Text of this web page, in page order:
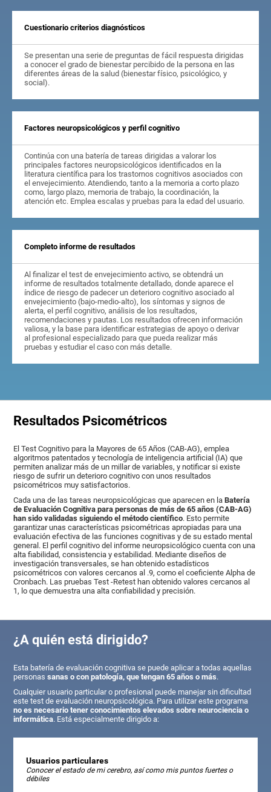
Cuestionario criterios diagnósticos
Se presentan una serie de preguntas de fácil respuesta dirigidas
a conocer el grado de bienestar percibido de la persona en las
diferentes áreas de la salud (bienestar físico, psicológico, y
social).
Factores neuropsicológicos y perfil cognitivo
Continúa con una batería de tareas dirigidas a valorar los
principales factores neuropsicológicos identificados en la
literatura científica para los trastornos cognitivos asociados con
el envejecimiento. Atendiendo, tanto a la memoria a corto plazo
como, largo plazo, memoria de trabajo, la coordinación, la
atención etc. Emplea escalas y pruebas para la edad del usuario.
Completo informe de resultados
Al finalizar el test de envejecimiento activo, se obtendrá un
informe de resultados totalmente detallado, donde aparece el
índice de riesgo de padecer un deterioro cognitivo asociado al
envejecimiento (bajo-medio-alto), los síntomas y signos de
alerta, el perfil cognitivo, análisis de los resultados,
recomendaciones y pautas. Los resultados ofrecen información
valiosa, y la base para identificar estrategias de apoyo o derivar
al profesional especializado para que pueda realizar más
pruebas y estudiar el caso con más detalle.
Resultados Psicométricos
El Test Cognitivo para la Mayores de 65 Años (CAB-AG), emplea
algoritmos patentados y tecnología de inteligencia artificial (IA) que
permiten analizar más de un millar de variables, y notificar si existe
riesgo de sufrir un deterioro cognitivo con unos resultados
psicométricos muy satisfactorios.
Cada una de las tareas neuropsicológicas que aparecen en laBatería
de Evaluación Cognitiva para personas de más de 65 años (CAB-AG)
han sido validadas siguiendo el método científico. Esto permite
garantizar unas características psicométricas apropiadas para una
evaluación efectiva de las funciones cognitivas y de su estado mental
general. El perfil cognitivo del informe neuropsicológico cuenta con una
alta fiabilidad, consistencia y estabilidad. Mediante diseños de
investigación transversales, se han obtenido estadísticos
psicométricos con valores cercanos al .9, como el coeficiente Alpha de
Cronbach. Las pruebas Test -Retest han obtenido valores cercanos al
1, lo que demuestra una alta confiabilidad y precisión.
¿A quién está dirigido?
Esta batería de evaluación cognitiva se puede aplicar a todas aquellas
personassanas o con patología, que tengan 65 años o más.
Cualquier usuario particular o profesional puede manejar sin dificultad
este test de evaluación neuropsicológica. Para utilizar este programa
no es necesario tener conocimientos elevados sobre neurociencia o
informática. Está especialmente dirigido a:
Usuarios particulares
Conocer el estado de mi cerebro, así como mis puntos fuertes o
débiles